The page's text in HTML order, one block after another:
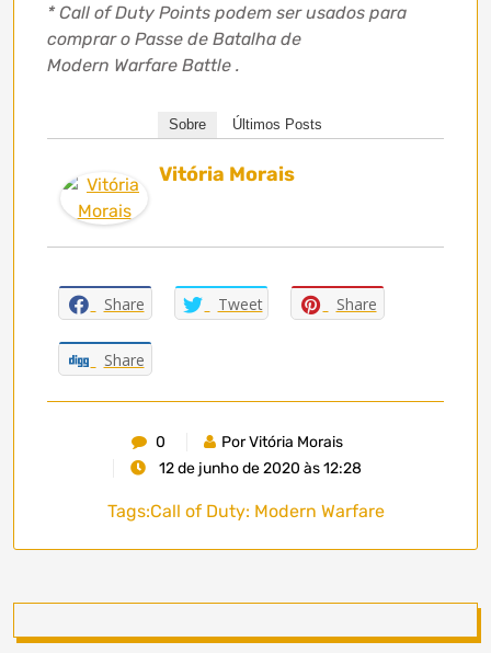
* Call of Duty Points podem ser usados para
comprar o Passe de Batalha de
Modern Warfare Battle .
Sobre Últimos Posts
Vitória Morais
Share Tweet Share
Share
0
Por Vitória Morais
12 de junho de 2020 às 12:28
Tags:Call of Duty: Modern Warfare